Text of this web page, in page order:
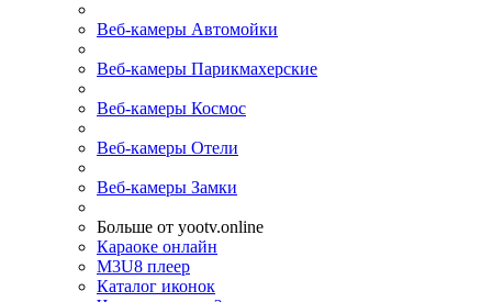
Веб-камеры Автомойки
Веб-камеры Парикмахерские
Веб-камеры Космос
Веб-камеры Отели
Веб-камеры Замки
Больше от yootv.online
Караоке онлайн
M3U8 плеер
Каталог иконок